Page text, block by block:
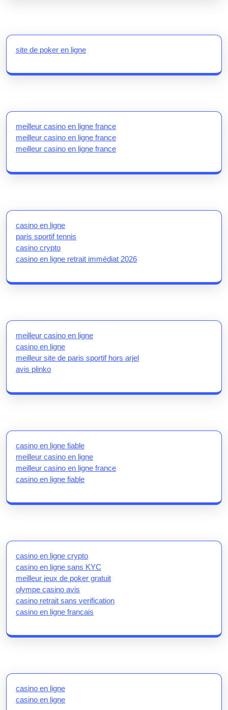
site de poker en ligne
meilleur casino en ligne france
meilleur casino en ligne france
meilleur casino en ligne france
casino en ligne
paris sportif tennis
casino crypto
casino en ligne retrait immédiat 2026
meilleur casino en ligne
casino en ligne
meilleur site de paris sportif hors arjel
avis plinko
casino en ligne fiable
meilleur casino en ligne
meilleur casino en ligne france
casino en ligne fiable
casino en ligne crypto
casino en ligne sans KYC
meilleur jeux de poker gratuit
olympe casino avis
casino retrait sans verification
casino en ligne francais
casino en ligne
casino en ligne